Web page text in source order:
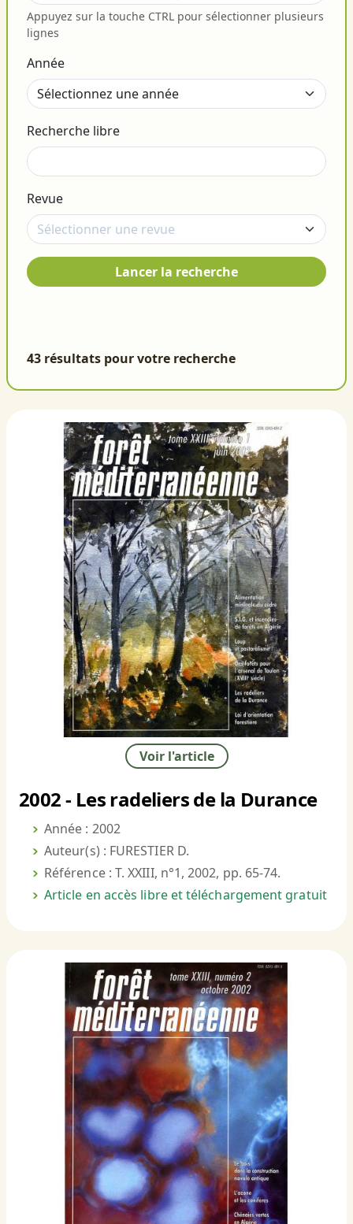
Appuyez sur la touche CTRL pour sélectionner plusieurs
lignes
Année
Recherche libre
Revue
Lancer la recherche
43 résultats pour votre recherche
Voir l'article
2002 - Les radeliers de la Durance
Année : 2002
Auteur(s) : FURESTIER D.
Référence : T. XXIII, n°1, 2002, pp. 65-74.
Article en accès libre et téléchargement gratuit